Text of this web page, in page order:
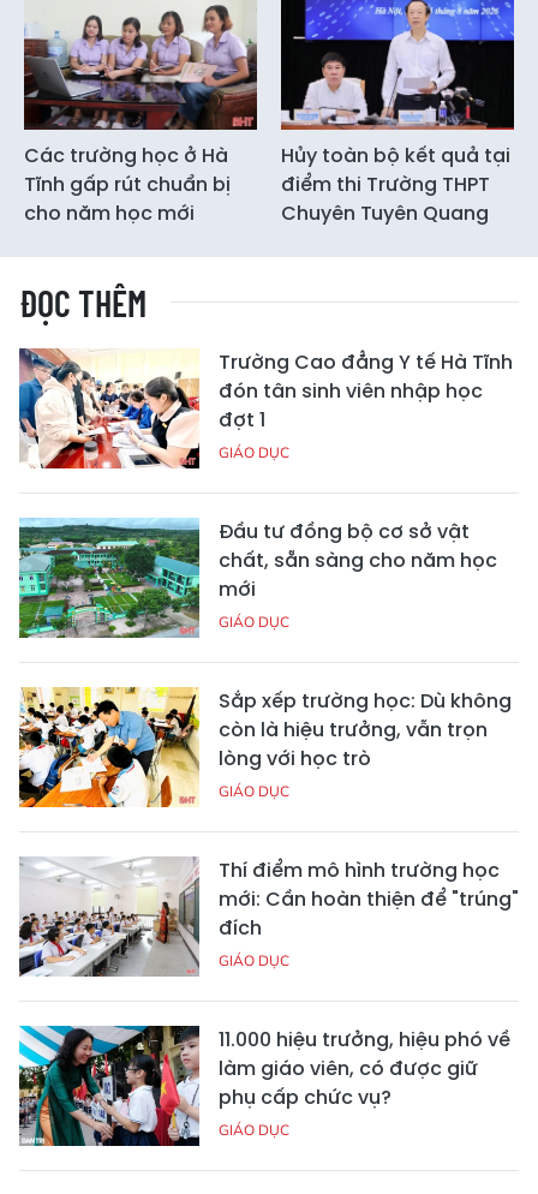
Các trường học ở Hà
Tĩnh gấp rút chuẩn bị
cho năm học mới
Hủy toàn bộ kết quả tại
điểm thi Trường THPT
Chuyên Tuyên Quang
ĐỌC THÊM
Trường Cao đẳng Y tế Hà Tĩnh
đón tân sinh viên nhập học
đợt 1
GIÁO DỤC
Đầu tư đồng bộ cơ sở vật
chất, sẵn sàng cho năm học
mới
GIÁO DỤC
Sắp xếp trường học: Dù không
còn là hiệu trưởng, vẫn trọn
lòng với học trò
GIÁO DỤC
Thí điểm mô hình trường học
mới: Cần hoàn thiện để "trúng"
đích
GIÁO DỤC
11.000 hiệu trưởng, hiệu phó về
làm giáo viên, có được giữ
phụ cấp chức vụ?
GIÁO DỤC